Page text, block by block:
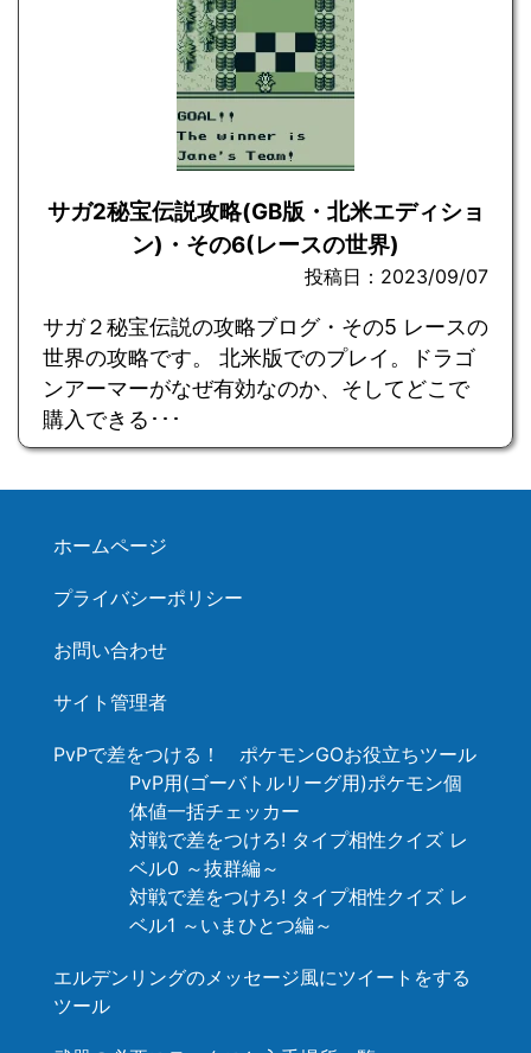
サガ2秘宝伝説攻略(GB版・北米エディショ
ン)・その6(レースの世界)
投稿日：2023/09/07
サガ２秘宝伝説の攻略ブログ・その5 レースの
世界の攻略です。 北米版でのプレイ。ドラゴ
ンアーマーがなぜ有効なのか、そしてどこで
購入できる･･･
ホームページ
プライバシーポリシー
お問い合わせ
サイト管理者
PvPで差をつける！ ポケモンGOお役立ちツール
PvP用(ゴーバトルリーグ用)ポケモン個
体値一括チェッカー
対戦で差をつけろ! タイプ相性クイズ レ
ベル0 ～抜群編～
対戦で差をつけろ! タイプ相性クイズ レ
ベル1 ～いまひとつ編～
エルデンリングのメッセージ風にツイートをする
ツール